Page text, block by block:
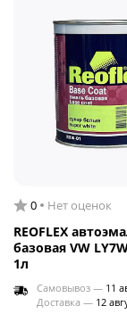
0 Нет оценок
REOFLEX
базовая VW
1л
Самовывоз — 11
Доставка — 12